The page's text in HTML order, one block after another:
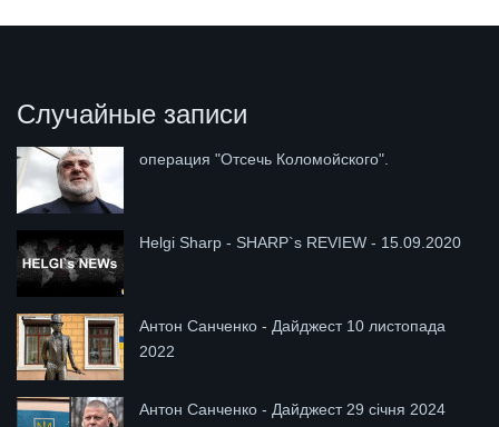
Случайные записи
операция "Отсечь Коломойского".
Helgi Sharp - SHARP`s REVIEW - 15.09.2020
Антон Санченко - Дайджест 10 листопада
2022
Антон Санченко - Дайджест 29 січня 2024